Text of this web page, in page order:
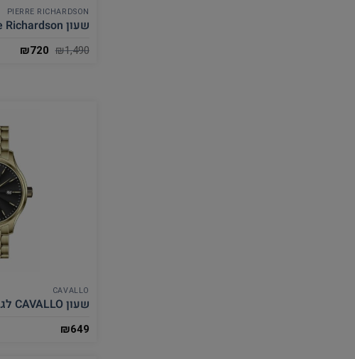
PIERRE RICHARDSON
שעון Pierre Richardson לגבר Pr5426
₪1,490
₪720
CAVALLO
שעון CAVALLO לגבר CW158008
₪649